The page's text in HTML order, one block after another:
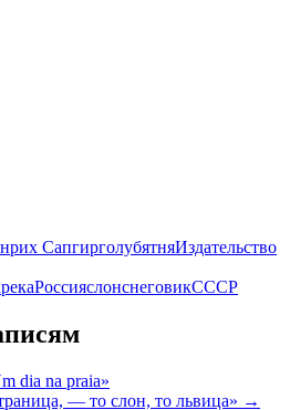
СапгирголубятняИздательство
рекаРоссияслонснеговикСССР
dia na praia»
— то слон, то львица» →